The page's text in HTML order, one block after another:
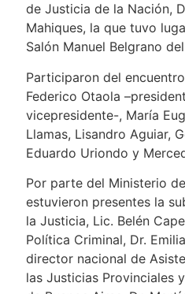
de Justicia de la Nación,
Mahiques, la que tuvo
Salón Manuel Belgrano
Participaron del
Federico Otaola
vicepresidente-, María
Llamas, Lisandro Aguiar,
Eduardo Uriondo y
Por parte del Ministerio
estuvieron presentes la
la Justicia, Lic. Belén
Política Criminal, Dr.
director nacional de
las Justicias Provinciales